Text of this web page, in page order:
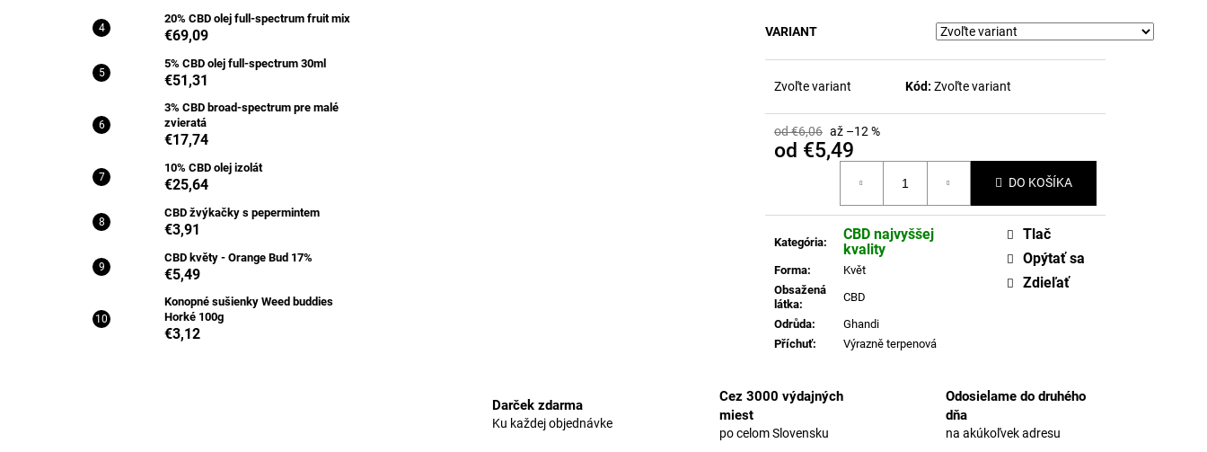
20% CBD olej full-spectrum fruit mix
€69,09
5% CBD olej full-spectrum 30ml
€51,31
3% CBD broad-spectrum pre malé
zvieratá
€17,74
10% CBD olej izolát
€25,64
CBD žvýkačky s pepermintem
€3,91
CBD květy - Orange Bud 17%
€5,49
Konopné sušienky Weed buddies
Horké 100g
€3,12
VARIANT
Zvoľte variant Kód: Zvoľte variant
od €6,06 až –12 %
od €5,49
DO KOŠÍKA
Kategória:
CBD najvyššej
kvality
Forma:
Květ
Obsažená
látka:
CBD
Odrůda:
Ghandi
Příchuť: Výrazně terpenová
Tlač
Opýtať sa
Zdieľať
Darček zdarma
Ku každej objednávke
Cez 3000 výdajných
miest
po celom Slovensku
Odosielame do druhého
dňa
na akúkoľvek adresu